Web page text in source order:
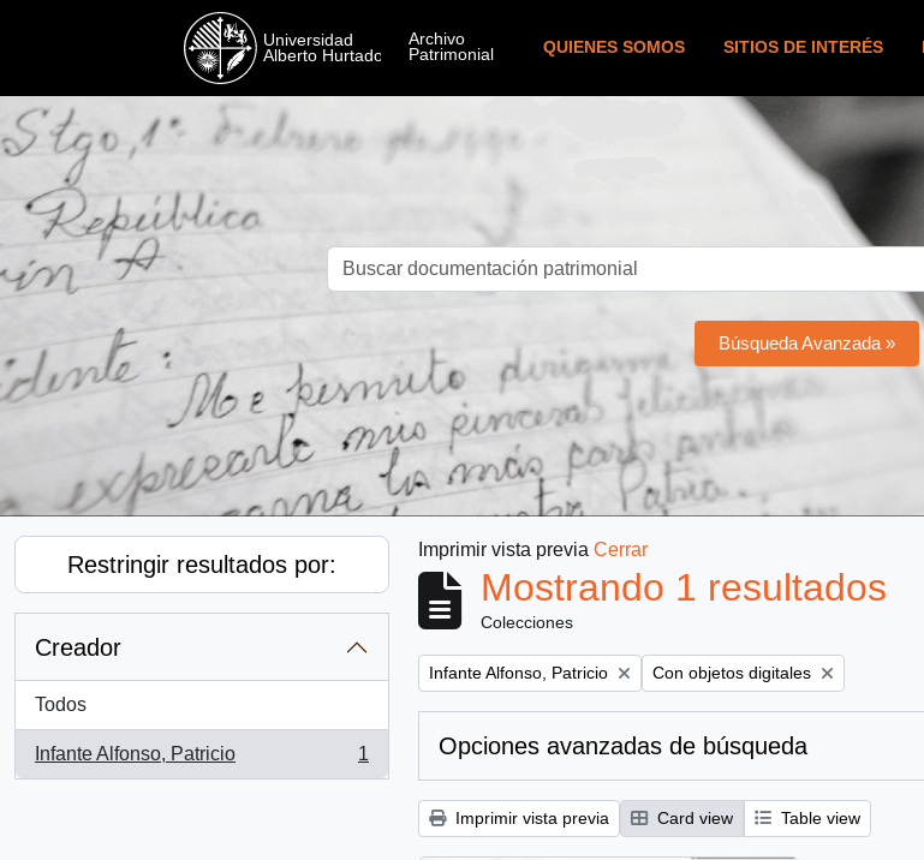
QUIENES SOMOS SITIOS DE INTERÉS
Búsqueda Avanzada »
Restringir resultados por:
Creador
Todos
Infante Alfonso, Patricio
, 1 resultados
1
Imprimir vista previa Cerrar
Mostrando 1 resultados
Colecciones
Remove filter:
Infante Alfonso, Patricio Remove filter:
Con objetos digitales
Opciones avanzadas de búsqueda
Imprimir vista previa Card view Table view